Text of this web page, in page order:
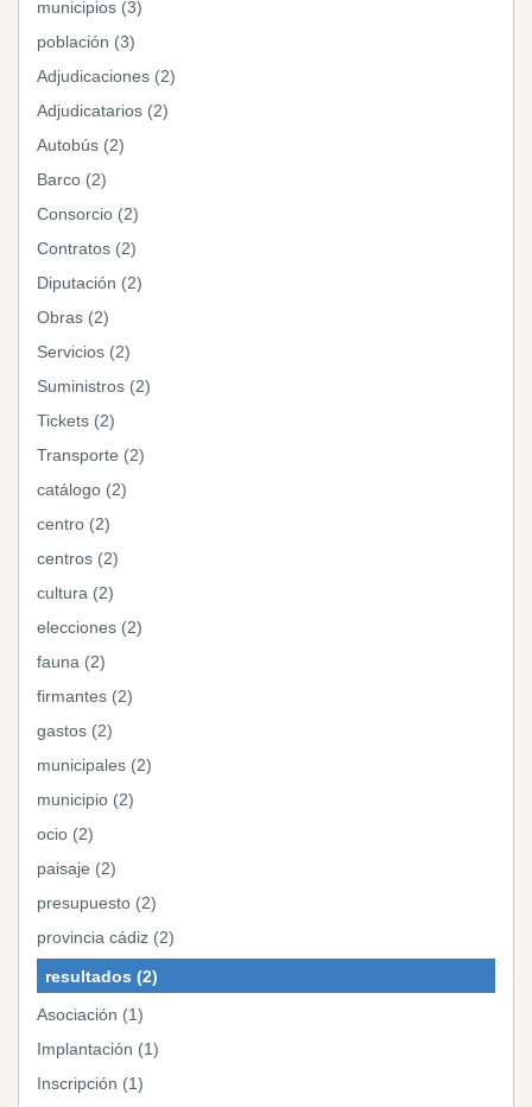
municipios (3)
población (3)
Adjudicaciones (2)
Adjudicatarios (2)
Autobús (2)
Barco (2)
Consorcio (2)
Contratos (2)
Diputación (2)
Obras (2)
Servicios (2)
Suministros (2)
Tickets (2)
Transporte (2)
catálogo (2)
centro (2)
centros (2)
cultura (2)
elecciones (2)
fauna (2)
firmantes (2)
gastos (2)
municipales (2)
municipio (2)
ocio (2)
paisaje (2)
presupuesto (2)
provincia cádiz (2)
resultados (2)
Asociación (1)
Implantación (1)
Inscripción (1)